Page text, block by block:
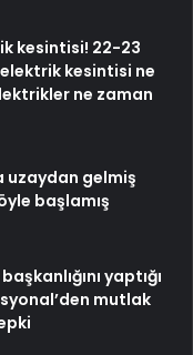
kesintisi! 22-23
kesintisi ne
ne zaman
uzaydan gelmiş
başlamış
yaptığı
mutlak